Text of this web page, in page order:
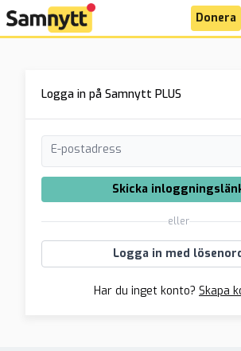
Donera
Logga in på Samnytt PLUS
E-postadress
Skicka
eller
Logga in med
Har du inget konto? Skapa